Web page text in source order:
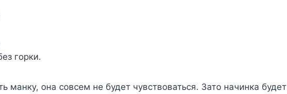
горки.
манку, она совсем не будет чувствоваться. Зато начинка будет